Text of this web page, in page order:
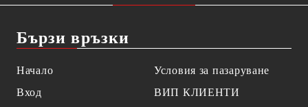
Бързи връзки
Начало
Вход
Условия за пазаруване
ВИП КЛИЕНТИ